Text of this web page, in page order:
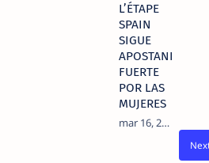
L’ÉTAPE
SPAIN
SIGUE
APOSTANDO
FUERTE
POR LAS
MUJERES